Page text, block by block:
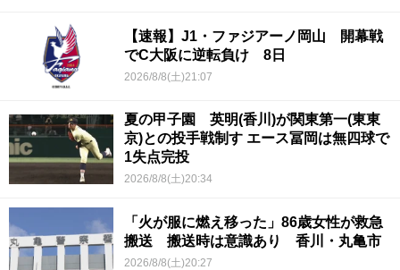
【速報】J1・ファジアーノ岡山 開幕戦
でC大阪に逆転負け 8日
2026/8/8(土)21:07
夏の甲子園 英明(香川)が関東第一(東東
京)との投手戦制す エース冨岡は無四球で
1失点完投
2026/8/8(土)20:34
「火が服に燃え移った」86歳女性が救急
搬送 搬送時は意識あり 香川・丸亀市
2026/8/8(土)20:27